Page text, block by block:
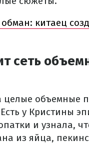
китаец
сеть
целые объемные
у Кристины
и узнала,
из яйца,